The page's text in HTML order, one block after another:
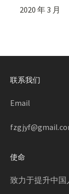
2020 年 3 月
联系我们
Email
使命
致力于提升中国